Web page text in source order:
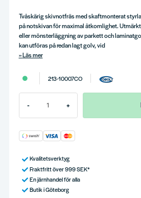
Tvåskärig skivnotfräs med skaftmonterat
på notskivan för maximal åtkomlighet.
eller mönsterläggning av parkett och
kan utföras på redan lagt golv, vid
Läs mer
213-10007CO
- +
Kvalitetsverktyg
Fraktfritt över 999 SEK*
En järnhandel för alla
Butik i Göteborg